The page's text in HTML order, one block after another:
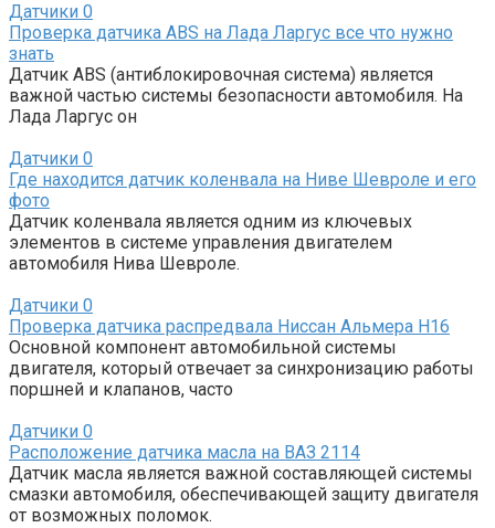
Датчики 0
Проверка датчика ABS на Лада Ларгус все что нужно
знать
Датчик ABS (антиблокировочная система) является
важной частью системы безопасности автомобиля. На
Лада Ларгус он
Датчики 0
Где находится датчик коленвала на Ниве Шевроле и его
фото
Датчик коленвала является одним из ключевых
элементов в системе управления двигателем
автомобиля Нива Шевроле.
Датчики 0
Проверка датчика распредвала Ниссан Альмера Н16
Основной компонент автомобильной системы
двигателя, который отвечает за синхронизацию работы
поршней и клапанов, часто
Датчики 0
Расположение датчика масла на ВАЗ 2114
Датчик масла является важной составляющей системы
смазки автомобиля, обеспечивающей защиту двигателя
от возможных поломок.